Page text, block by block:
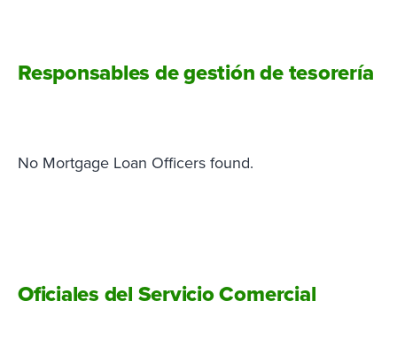
Responsables de gestión de tesorería
No Mortgage Loan Officers found.
Oficiales del Servicio Comercial